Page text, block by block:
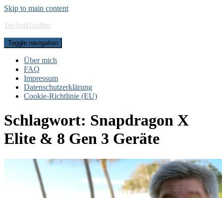
Skip to main content
Technikfaultier
Toggle navigation
Über mich
FAQ
Impressum
Datenschutzerklärung
Cookie-Richtlinie (EU)
Schlagwort: Snapdragon X
Elite & 8 Gen 3 Geräte